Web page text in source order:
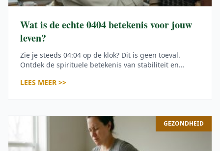
Wat is de echte 0404 betekenis voor jouw
leven?
Zie je steeds 04:04 op de klok? Dit is geen toeval.
Ontdek de spirituele betekenis van stabiliteit en
LEES MEER >>
GEZONDHEID